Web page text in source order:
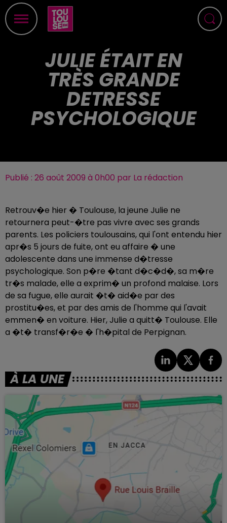
JULIE ÉTAIT EN
TRÈS GRANDE
DETRESSE
PSYCHOLOGIQUE
Publié : 26 août 2009 à 0h00 par La rédaction
Retrouv�e hier � Toulouse, la jeune Julie ne
retournera peut-�tre pas vivre avec ses grands
parents. Les policiers toulousains, qui l'ont entendu hier
apr�s 5 jours de fuite, ont eu affaire � une
adolescente dans une immense d�tresse
psychologique. Son p�re �tant d�c�d�, sa m�re
tr�s malade, elle a exprim� un profond malaise. Lors
de sa fugue, elle aurait �t� aid�e par des
prostitu�es, et par des amis de l'homme qui l'avait
emmen� en voiture. Hier, Julie a quitt� Toulouse. Elle
a �t� transf�r�e � l'h�pital de Perpignan.
À LA UNE